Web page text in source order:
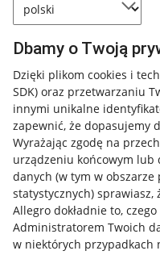
Dbamy o Twoją
Dzięki plikom cookies i
SDK) oraz przetwarzaniu
innymi unikalne
zapewnić, że dopasujemy
Wyrażając zgodę na
urządzeniu końcowym
danych (w tym w
statystycznych) sprawiasz,
Allegro dokładnie to,
Administratorem Twoich
w niektórych przypadkach
Przydatne informacje
Napisz do nas
Allegro Gadane dla
Allegro Gadane dla
Mapa miejscowości
Informacje prawne